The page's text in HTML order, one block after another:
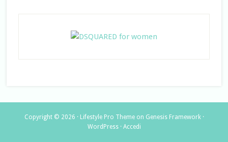
Copyright © 2026 · Lifestyle Pro Themeon Genesis Framework·
WordPress· Accedi